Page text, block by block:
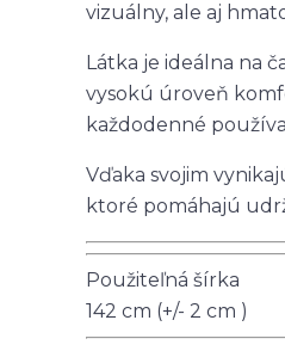
vizuálny, ale aj
Látka je ideálna na
vysokú úroveň
každodenné
Vďaka svojim
ktoré pomáhajú
Použiteľná šírka
142 cm (+/- 2 cm )